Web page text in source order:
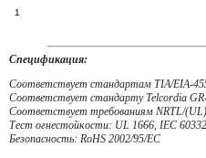
Спецификация:
Соответствует стандартам TIA/EIA-
Соответствует стандарту Telcordia
Соответствует требованиям NRTL/
Тест огнестойкости: UL 1666, IEC
Безопасность: RoHS 2002/95/EC